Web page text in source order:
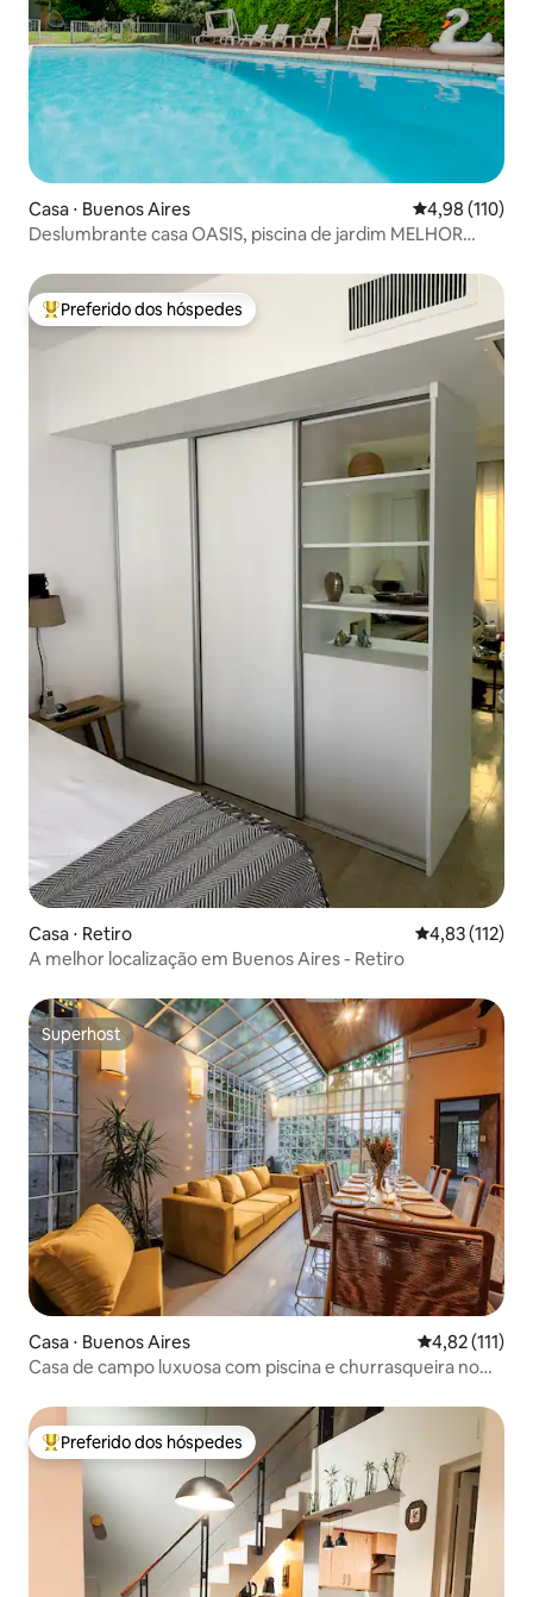
Casa ⋅ Buenos Aires 4,98 de uma
4,98 (110)
Deslumbrante casa OASIS, piscina de jardim MELHOR
Entre os melhores preferidos dos hóspedes
Preferido dos hóspedes
Casa ⋅ Retiro 4,83 de uma
4,83 (112)
A melhor localização em Buenos Aires - Retiro
Superhost
Superhost
Casa ⋅ Buenos Aires 4,82 de uma
4,82 (111)
Casa de campo luxuosa com piscina e churrasqueira no
Entre os melhores preferidos dos hóspedes
Preferido dos hóspedes